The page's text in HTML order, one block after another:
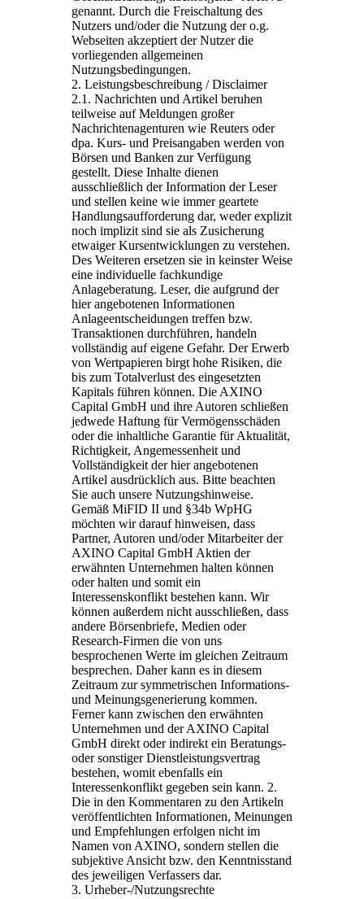
genannt. Durch die Freischaltung des
Nutzers und/oder die Nutzung der o.g.
Webseiten akzeptiert der Nutzer die
vorliegenden allgemeinen
Nutzungsbedingungen.
2. Leistungsbeschreibung / Disclaimer
2.1. Nachrichten und Artikel beruhen
teilweise auf Meldungen großer
Nachrichtenagenturen wie Reuters oder
dpa. Kurs- und Preisangaben werden von
Börsen und Banken zur Verfügung
gestellt. Diese Inhalte dienen
ausschließlich der Information der Leser
und stellen keine wie immer geartete
Handlungsaufforderung dar, weder explizit
noch implizit sind sie als Zusicherung
etwaiger Kursentwicklungen zu verstehen.
Des Weiteren ersetzen sie in keinster Weise
eine individuelle fachkundige
Anlageberatung. Leser, die aufgrund der
hier angebotenen Informationen
Anlageentscheidungen treffen bzw.
Transaktionen durchführen, handeln
vollständig auf eigene Gefahr. Der Erwerb
von Wertpapieren birgt hohe Risiken, die
bis zum Totalverlust des eingesetzten
Kapitals führen können. Die AXINO
Capital GmbH und ihre Autoren schließen
jedwede Haftung für Vermögensschäden
oder die inhaltliche Garantie für Aktualität,
Richtigkeit, Angemessenheit und
Vollständigkeit der hier angebotenen
Artikel ausdrücklich aus. Bitte beachten
Sie auch unsere Nutzungshinweise.
Gemäß MiFID II und §34b WpHG
möchten wir darauf hinweisen, dass
Partner, Autoren und/oder Mitarbeiter der
AXINO Capital GmbH Aktien der
erwähnten Unternehmen halten können
oder halten und somit ein
Interessenskonflikt bestehen kann. Wir
können außerdem nicht ausschließen, dass
andere Börsenbriefe, Medien oder
Research-Firmen die von uns
besprochenen Werte im gleichen Zeitraum
besprechen. Daher kann es in diesem
Zeitraum zur symmetrischen Informations-
und Meinungsgenerierung kommen.
Ferner kann zwischen den erwähnten
Unternehmen und der AXINO Capital
GmbH direkt oder indirekt ein Beratungs-
oder sonstiger Dienstleistungsvertrag
bestehen, womit ebenfalls ein
Interessenkonflikt gegeben sein kann. 2.
Die in den Kommentaren zu den Artikeln
veröffentlichten Informationen, Meinungen
und Empfehlungen erfolgen nicht im
Namen von AXINO, sondern stellen die
subjektive Ansicht bzw. den Kenntnisstand
des jeweiligen Verfassers dar.
3. Urheber-/Nutzungsrechte